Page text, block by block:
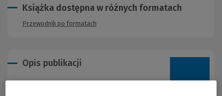
Opis publikacji
Książka dostępna w różnych formatach
Przewodnik po formatach